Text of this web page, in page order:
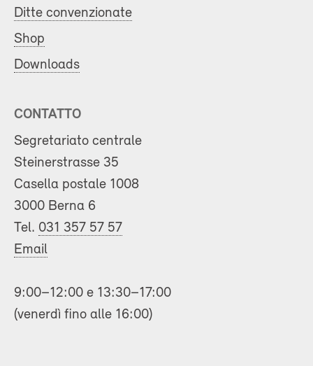
Ditte convenzionate
Shop
Downloads
CONTATTO
Segretariato centrale
Steinerstrasse 35
Casella postale 1008
3000 Berna 6
Tel. 031 357 57 57
Email
9:00–12:00 e 13:30–17:00
(venerdì fino alle 16:00)